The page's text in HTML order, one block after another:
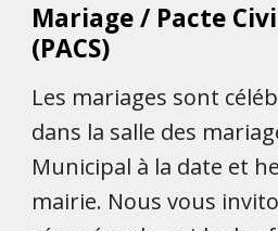
Mariage / Pacte
(PACS)
Les mariages sont
dans la salle des
Municipal à la date et
mairie. Nous vous